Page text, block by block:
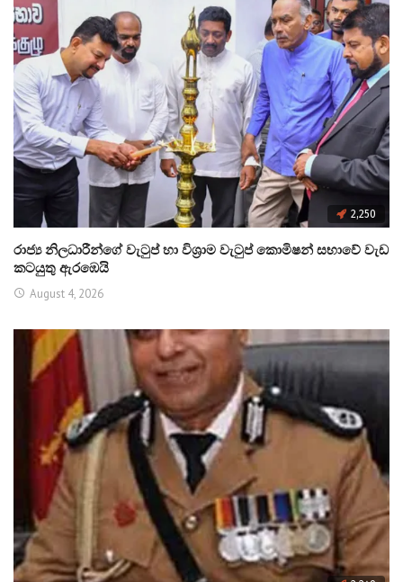
2,250
රාජ්‍ය නිලධාරීන්ගේ වැටුප් හා විශ්‍රාම වැටුප් කොමිෂන් සභාවේ වැඩ
කටයුතු ඇරඹෙයි
August 4, 2026